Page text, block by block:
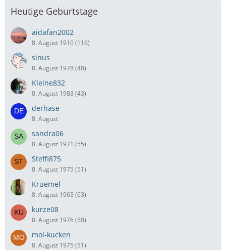
Heutige Geburtstage
aidafan2002
8. August 1910 (116)
sinus
8. August 1978 (48)
Kleine832
8. August 1983 (43)
derhase
8. August
sandra06
8. August 1971 (55)
Steffi875
8. August 1975 (51)
Kruemel
8. August 1963 (63)
kurze08
8. August 1976 (50)
mol-kucken
8. August 1975 (51)